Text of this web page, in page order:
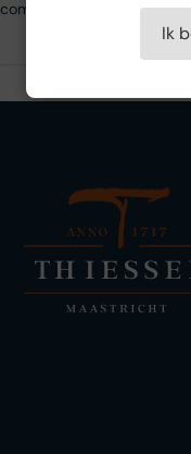
combineert en een bewijs
Ik